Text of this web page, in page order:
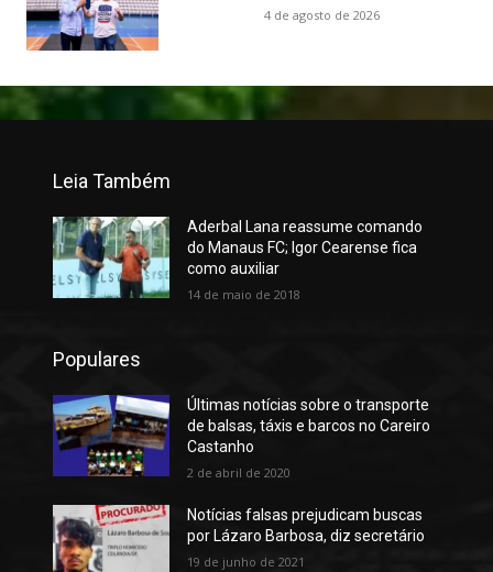
4 de agosto de 2026
Leia Também
Aderbal Lana reassume comando
do Manaus FC; Igor Cearense fica
como auxiliar
14 de maio de 2018
Populares
Últimas notícias sobre o transporte
de balsas, táxis e barcos no Careiro
Castanho
2 de abril de 2020
Notícias falsas prejudicam buscas
por Lázaro Barbosa, diz secretário
19 de junho de 2021